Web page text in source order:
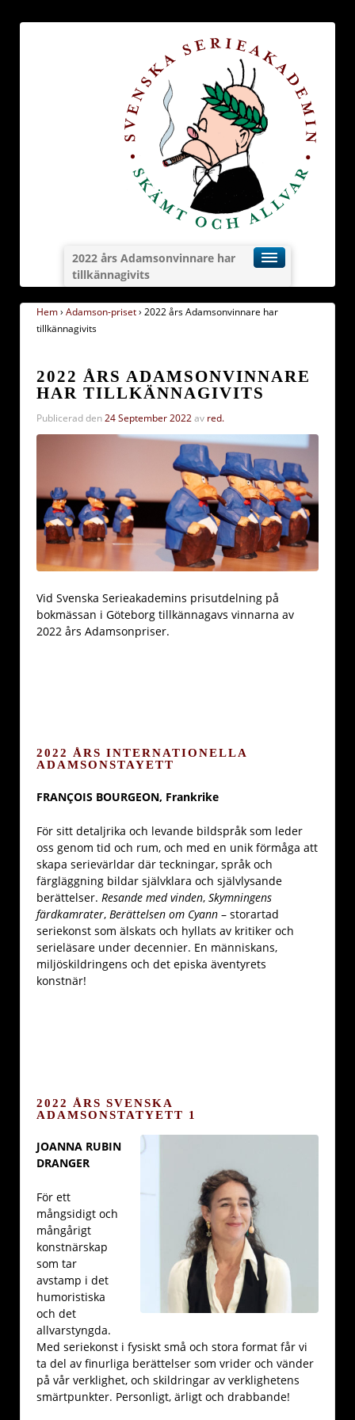
2022 års Adamsonvinnare har
tillkännagivits
Hem› Adamson-priset› 2022 års Adamsonvinnare har
tillkännagivits
2022 ÅRS ADAMSONVINNARE
HAR TILLKÄNNAGIVITS
Publicerad den24 September 2022av red.
Vid Svenska Serieakademins prisutdelning på
bokmässan i Göteborg tillkännagavs vinnarna av
2022 års Adamsonpriser.
2022 ÅRS INTERNATIONELLA
ADAMSONSTAYETT
FRANÇOIS BOURGEON, Frankrike
För sitt detaljrika och levande bildspråk som leder
oss genom tid och rum, och med en unik förmåga att
skapa serievärldar där teckningar, språk och
färgläggning bildar självklara och självlysande
berättelser. Resande med vinden, Skymningens
färdkamrater, Berättelsen om Cyann – storartad
seriekonst som älskats och hyllats av kritiker och
serieläsare under decennier. En människans,
miljöskildringens och det episka äventyrets
konstnär!
2022 ÅRS SVENSKA
ADAMSONSTATYETT 1
JOANNA RUBIN
DRANGER
För ett
mångsidigt och
mångårigt
konstnärskap
som tar
avstamp i det
humoristiska
och det
allvarstyngda.
Med seriekonst i fysiskt små och stora format får vi
ta del av finurliga berättelser som vrider och vänder
på vår verklighet, och skildringar av verklighetens
smärtpunkter. Personligt, ärligt och drabbande!